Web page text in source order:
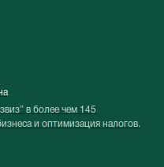
в более чем 145
и оптимизация налогов.